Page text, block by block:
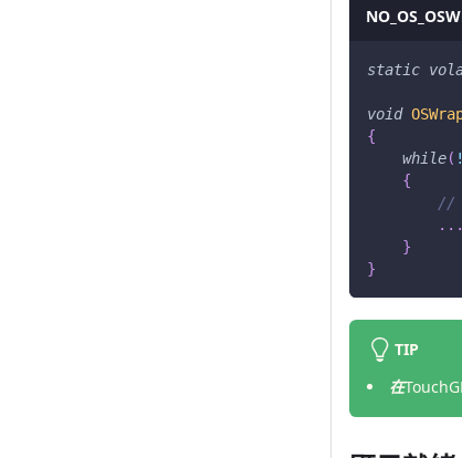
static
void
{
while( !
{
//
. . .
}
}
TIP
在